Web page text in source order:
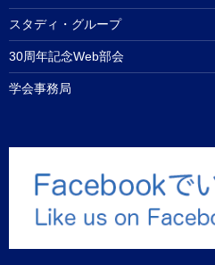
スタディ・グループ
30周年記念Web部会
学会事務局